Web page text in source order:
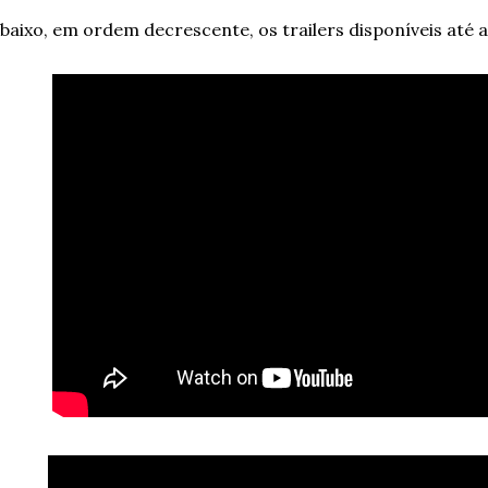
em ordem decrescente, os trailers disponíveis até